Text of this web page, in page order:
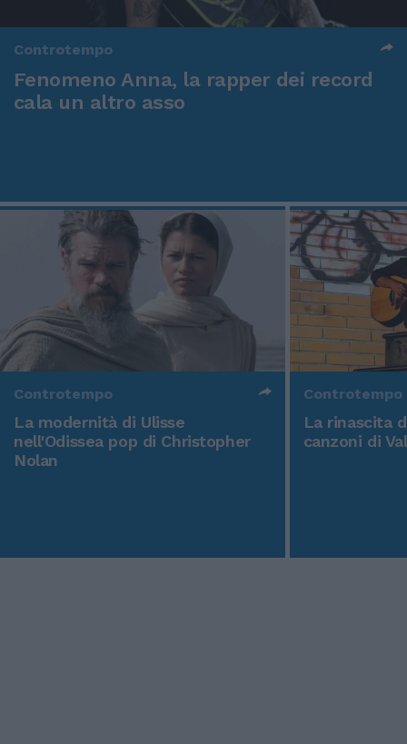
Controtempo
Fenomeno Anna, la rapper dei record
cala un altro asso
Controtempo
La modernità di Ulisse
nell'Odissea pop di Christopher
Nolan
Controtempo
La rinascita
canzoni di